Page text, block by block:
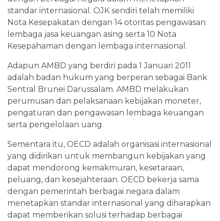
standar internasional. OJK sendiri telah memiliki
Nota Kesepakatan dengan 14 otoritas pengawasan
lembaga jasa keuangan asing serta 10 Nota
Kesepahaman dengan lembaga internasional.
Adapun AMBD yang berdiri pada 1 Januari 2011
adalah badan hukum yang berperan sebagai Bank
Sentral Brunei Darussalam. AMBD melakukan
perumusan dan pelaksanaan kebijakan moneter,
pengaturan dan pengawasan lembaga keuangan
serta pengelolaan uang.
Sementara itu, OECD adalah organisasi internasional
yang didirikan untuk membangun kebijakan yang
dapat mendorong kemakmuran, kesetaraan,
peluang, dan kesejahteraan. OECD bekerja sama
dengan pemerintah berbagai negara dalam
menetapkan standar internasional yang diharapkan
dapat memberikan solusi terhadap berbagai